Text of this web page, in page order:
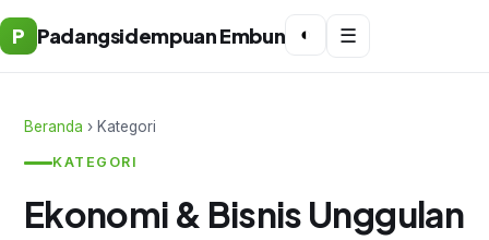
P Padangsidempuan Embun ◐ ☰
Beranda › Kategori
KATEGORI
Ekonomi & Bisnis Unggulan